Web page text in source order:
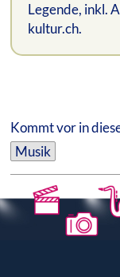
Legende, inkl.
kultur.ch.
Kommt vor in
Musik